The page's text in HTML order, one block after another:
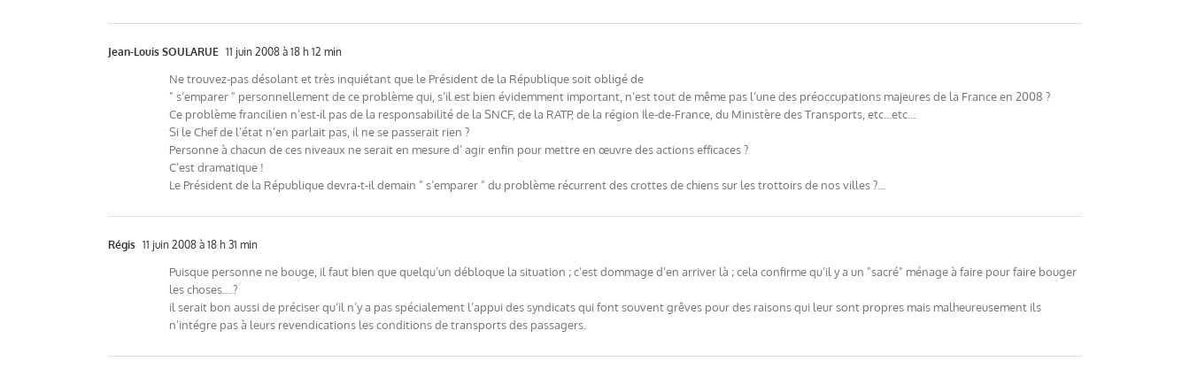
Jean-Louis SOULARUE 11 juin 2008 à 18 h 12 min
Ne trouvez-pas désolant et très inquiétant que le Président de la République soit obligé de
" s’emparer " personnellement de ce problème qui, s’il est bien évidemment important, n’est tout de même pas l’une des préoccupations majeures de la France en 2008 ?
Ce problème francilien n’est-il pas de la responsabilité de la SNCF, de la RATP, de la région Ile-de-France, du Ministère des Transports, etc…etc…
Si le Chef de l’état n’en parlait pas, il ne se passerait rien ?
Personne à chacun de ces niveaux ne serait en mesure d’ agir enfin pour mettre en œuvre des actions efficaces ?
C’est dramatique !
Le Président de la République devra-t-il demain " s’emparer " du problème récurrent des crottes de chiens sur les trottoirs de nos villes ?…
Régis 11 juin 2008 à 18 h 31 min
Puisque personne ne bouge, il faut bien que quelqu’un débloque la situation ; c’est dommage d’en arriver là ; cela confirme qu’il y a un "sacré" ménage à faire pour faire bouger
les choses….?
il serait bon aussi de préciser qu’il n’y a pas spécialement l’appui des syndicats qui font souvent grêves pour des raisons qui leur sont propres mais malheureusement ils
n’intégre pas à leurs revendications les conditions de transports des passagers.